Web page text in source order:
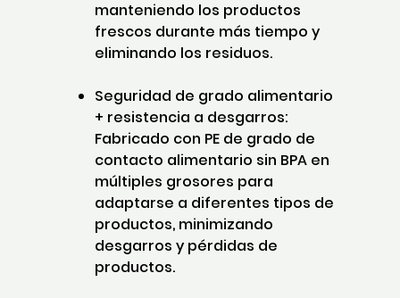
manteniendo los productos
frescos durante más tiempo y
eliminando los residuos.
Seguridad de grado alimentario
+ resistencia a desgarros:
Fabricado con PE de grado de
contacto alimentario sin BPA en
múltiples grosores para
adaptarse a diferentes tipos de
productos, minimizando
desgarros y pérdidas de
productos.